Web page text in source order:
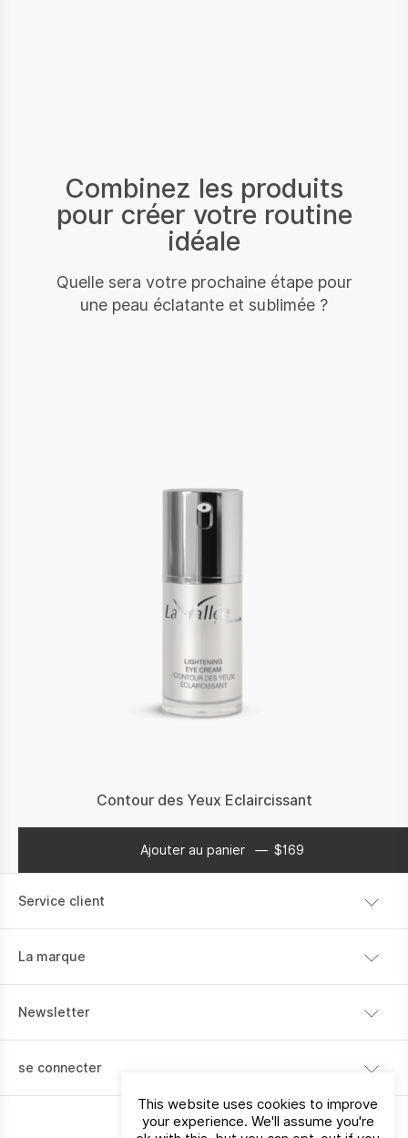
Combinez les produits
pour créer votre routine
idéale
Quelle sera votre prochaine étape pour
une peau éclatante et sublimée ?
Contour des Yeux Eclaircissant
$169
Ajouter au panier $169
Service client
Retour
La marque
Newsletter
les services, les magasins et les événements de La Vallée.
se connecter
This website uses cookies to improve
your experience. We'll assume you're